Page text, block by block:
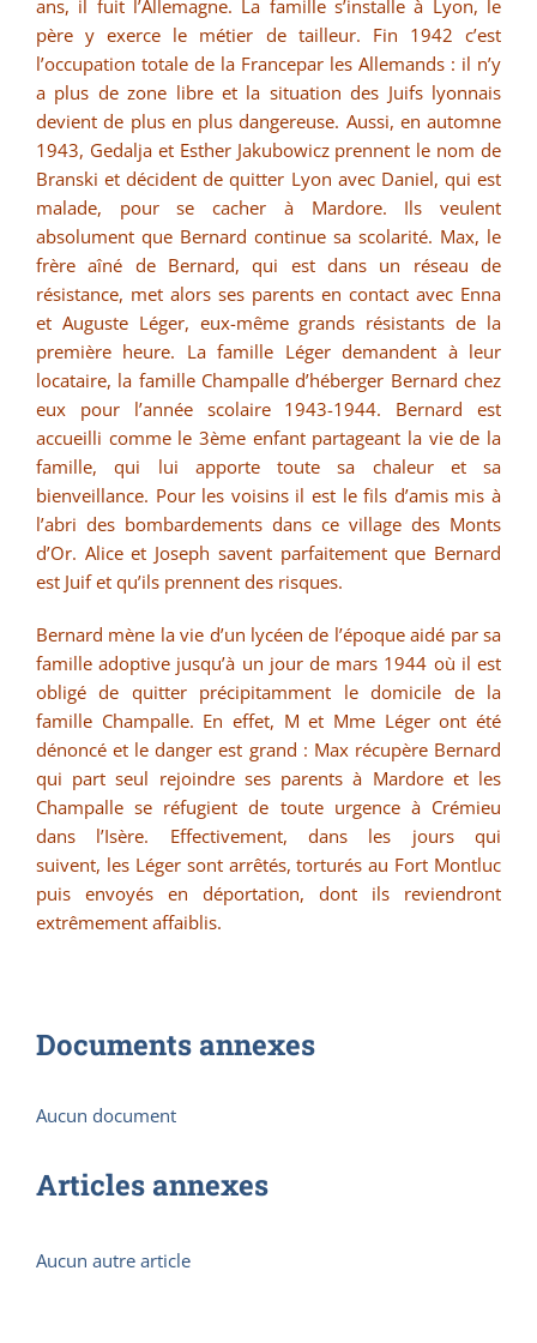
ans, il fuit l’Allemagne. La famille s’installe à Lyon, le
père y exerce le métier de tailleur. Fin 1942 c’est
l’occupation totale de la Francepar les Allemands : il n’y
a plus de zone libre et la situation des Juifs lyonnais
devient de plus en plus dangereuse. Aussi, en automne
1943, Gedalja et Esther Jakubowicz prennent le nom de
Branski et décident de quitter Lyon avec Daniel, qui est
malade, pour se cacher à Mardore. Ils veulent
absolument que Bernard continue sa scolarité. Max, le
frère aîné de Bernard, qui est dans un réseau de
résistance, met alors ses parents en contact avec Enna
et Auguste Léger, eux-même grands résistants de la
première heure. La famille Léger demandent à leur
locataire, la famille Champalle d’héberger Bernard chez
eux pour l’année scolaire 1943-1944. Bernard est
accueilli comme le 3ème enfant partageant la vie de la
famille, qui lui apporte toute sa chaleur et sa
bienveillance. Pour les voisins il est le fils d’amis mis à
l’abri des bombardements dans ce village des Monts
d’Or. Alice et Joseph savent parfaitement que Bernard
est Juif et qu’ils prennent des risques.
Bernard mène la vie d’un lycéen de l’époque aidé par sa
famille adoptive jusqu’à un jour de mars 1944 où il est
obligé de quitter précipitamment le domicile de la
famille Champalle. En effet, M et Mme Léger ont été
dénoncé et le danger est grand : Max récupère Bernard
qui part seul rejoindre ses parents à Mardore et les
Champalle se réfugient de toute urgence à Crémieu
dans l’Isère. Effectivement, dans les jours qui
suivent, les Léger sont arrêtés, torturés au Fort Montluc
puis envoyés en déportation, dont ils reviendront
extrêmement affaiblis.
Documents annexes
Aucun document
Articles annexes
Aucun autre article